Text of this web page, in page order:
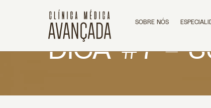
SOBRE NÓS
DICA #7 –